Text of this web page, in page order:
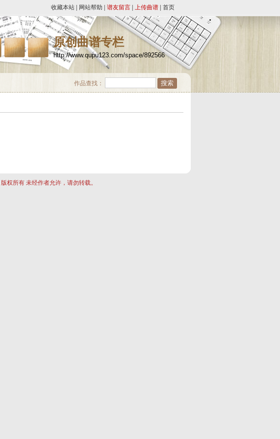
收藏本站 网站帮助 谱友留言 上传曲谱 首页
原创曲谱专栏
http://www.qupu123.com/space/892566
作品查找：
版权所有 未经作者允许，请勿转载。